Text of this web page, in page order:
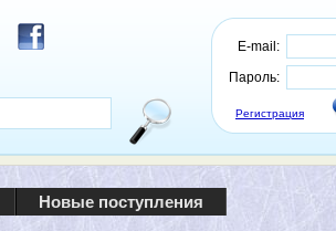
E-mail:
Пароль:
Регистрация
Новые поступления